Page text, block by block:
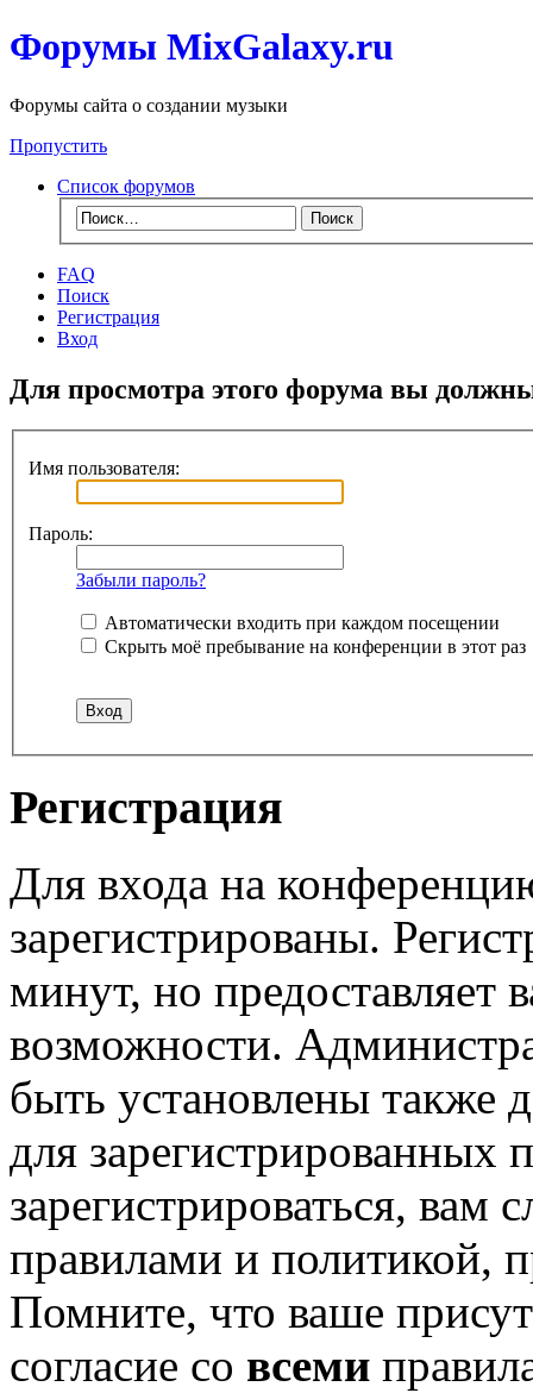
Форумы MixGalaxy.ru
Форумы сайта о создании музыки
Пропустить
Список форумов
FAQ
Поиск
Регистрация
Вход
Для просмотра этого форума вы
Имя пользователя:
Пароль:
Забыли пароль?
Автоматически входить при каждом посещении
Скрыть моё пребывание на конференции в этот раз
Регистрация
Для входа на
зарегистрированы.
минут, но предоставляет
возможности.
быть установлены также
для зарегистрированных
зарегистрироваться, вам
правилами и политикой,
Помните, что ваше
согласие со всеми